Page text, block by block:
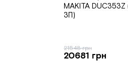
MAKITA
ЗП)
21548 грн
20681 грн